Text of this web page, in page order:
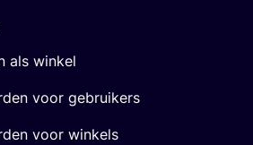
als winkel
voor gebruikers
voor winkels